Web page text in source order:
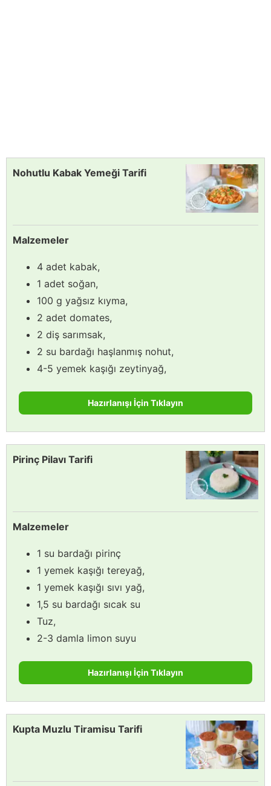
Nohutlu Kabak Yemeği Tarifi
Malzemeler
4 adet kabak,
1 adet soğan,
100 g yağsız kıyma,
2 adet domates,
2 diş sarımsak,
2 su bardağı haşlanmış nohut,
4-5 yemek kaşığı zeytinyağ,
Hazırlanışı İçin Tıklayın
Pirinç Pilavı Tarifi
Malzemeler
1 su bardağı pirinç
1 yemek kaşığı tereyağ,
1 yemek kaşığı sıvı yağ,
1,5 su bardağı sıcak su
Tuz,
2-3 damla limon suyu
Hazırlanışı İçin Tıklayın
Kupta Muzlu Tiramisu Tarifi